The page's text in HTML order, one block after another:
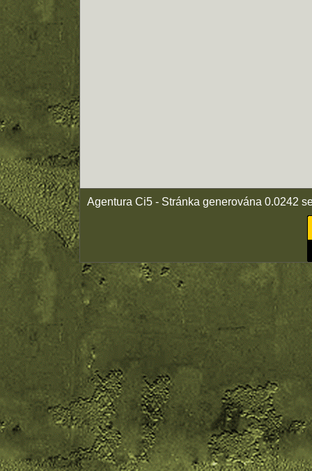
Agentura Ci5 - Stránka generována 0.0242